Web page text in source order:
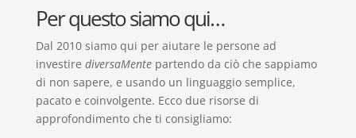
Per questo siamo qui…
Dal 2010 siamo qui per aiutare le persone ad
investire diversaMentepartendo da ciò che sappiamo
di non sapere, e usando un linguaggio semplice,
pacato e coinvolgente. Ecco due risorse di
approfondimento che ti consigliamo: